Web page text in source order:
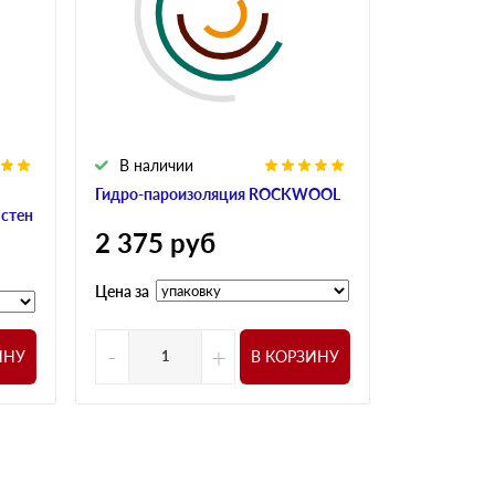
Гидро-пароизоляция ROCKWOOL
В наличии
2 375 руб
Цена за
- + В КОРЗИНУ